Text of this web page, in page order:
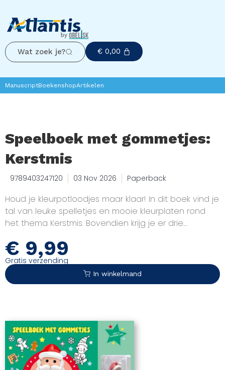
Wat zoek je? € 0,00
ManuscriptBoekenshopArtikelen
Speelboek met gommetjes:
Kerstmis
9789403247120 03 Nov 2026 Paperback
Houd je kleurpotloodjes maar klaar! In dit boek vind je
tal van leuke spelletjes en mooie kleurplaten rond
het thema Kerstmis. Bovendien krijg je er drie
€ 9,99
Gratis verzending
In winkelmand